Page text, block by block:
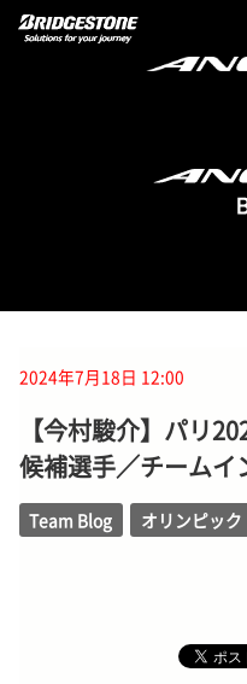
2024年7月18日 12:00
【今村駿介】パリ
候補選手／チームイ
Team Blog オリンピック